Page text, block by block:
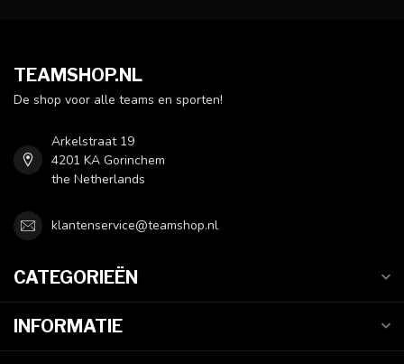
TEAMSHOP.NL
De shop voor alle teams en sporten!
Arkelstraat 19
4201 KA Gorinchem
the Netherlands
klantenservice@teamshop.nl
CATEGORIEËN
INFORMATIE